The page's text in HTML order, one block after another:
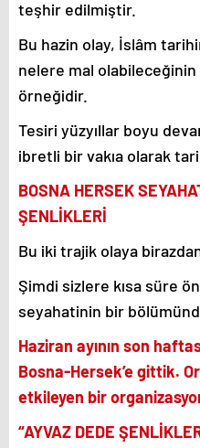
teşhir edilmiştir.
Bu hazin olay, İslâm
nelere mal olabileceğinin
örneğidir.
Tesiri yüzyıllar boyu
ibretli bir vakıa olarak
BOSNA HERSEK
ŞENLİKLERİ
Bu iki trajik olaya
Şimdi sizlere kısa süre
seyahatinin bir
Haziran ayının son
Bosna-Hersek’e gittik.
etkileyen bir
“AYVAZ DEDE